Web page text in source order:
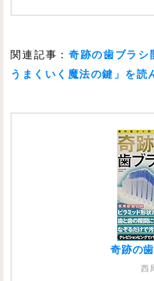
関連記事： 奇跡の歯ブラシ
うまくいく魔法の鍵」を読
奇跡の
西